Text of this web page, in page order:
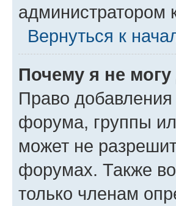
администратором
Вернуться к
Почему я не
Право
форума, группы
может не
форумах. Также
только членам